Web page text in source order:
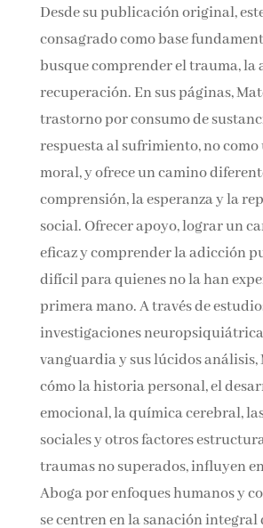
Desde su publicación original,
consagrado como base
quien busque comprender el
adicción y la recuperación. En
Maté replantea el trastorno por
sustancias como una respuesta al
no como un fracaso moral, y ofrece
diferente hacia la comprensión, la
la reparación social. Ofrecer
cambio social eficaz y
puede resultar difícil para
experimentado de primera mano.
estudios de casos, investigaciones
neuropsiquiátricas de vanguardia
lúcidos análisis, Maté explora
personal, el desarrollo
cerebral, las condiciones sociales
factores estructurales como los
superados, influyen en la
enfoques humanos y compasivos
Por favor, acepta lostérminos
de privacidad